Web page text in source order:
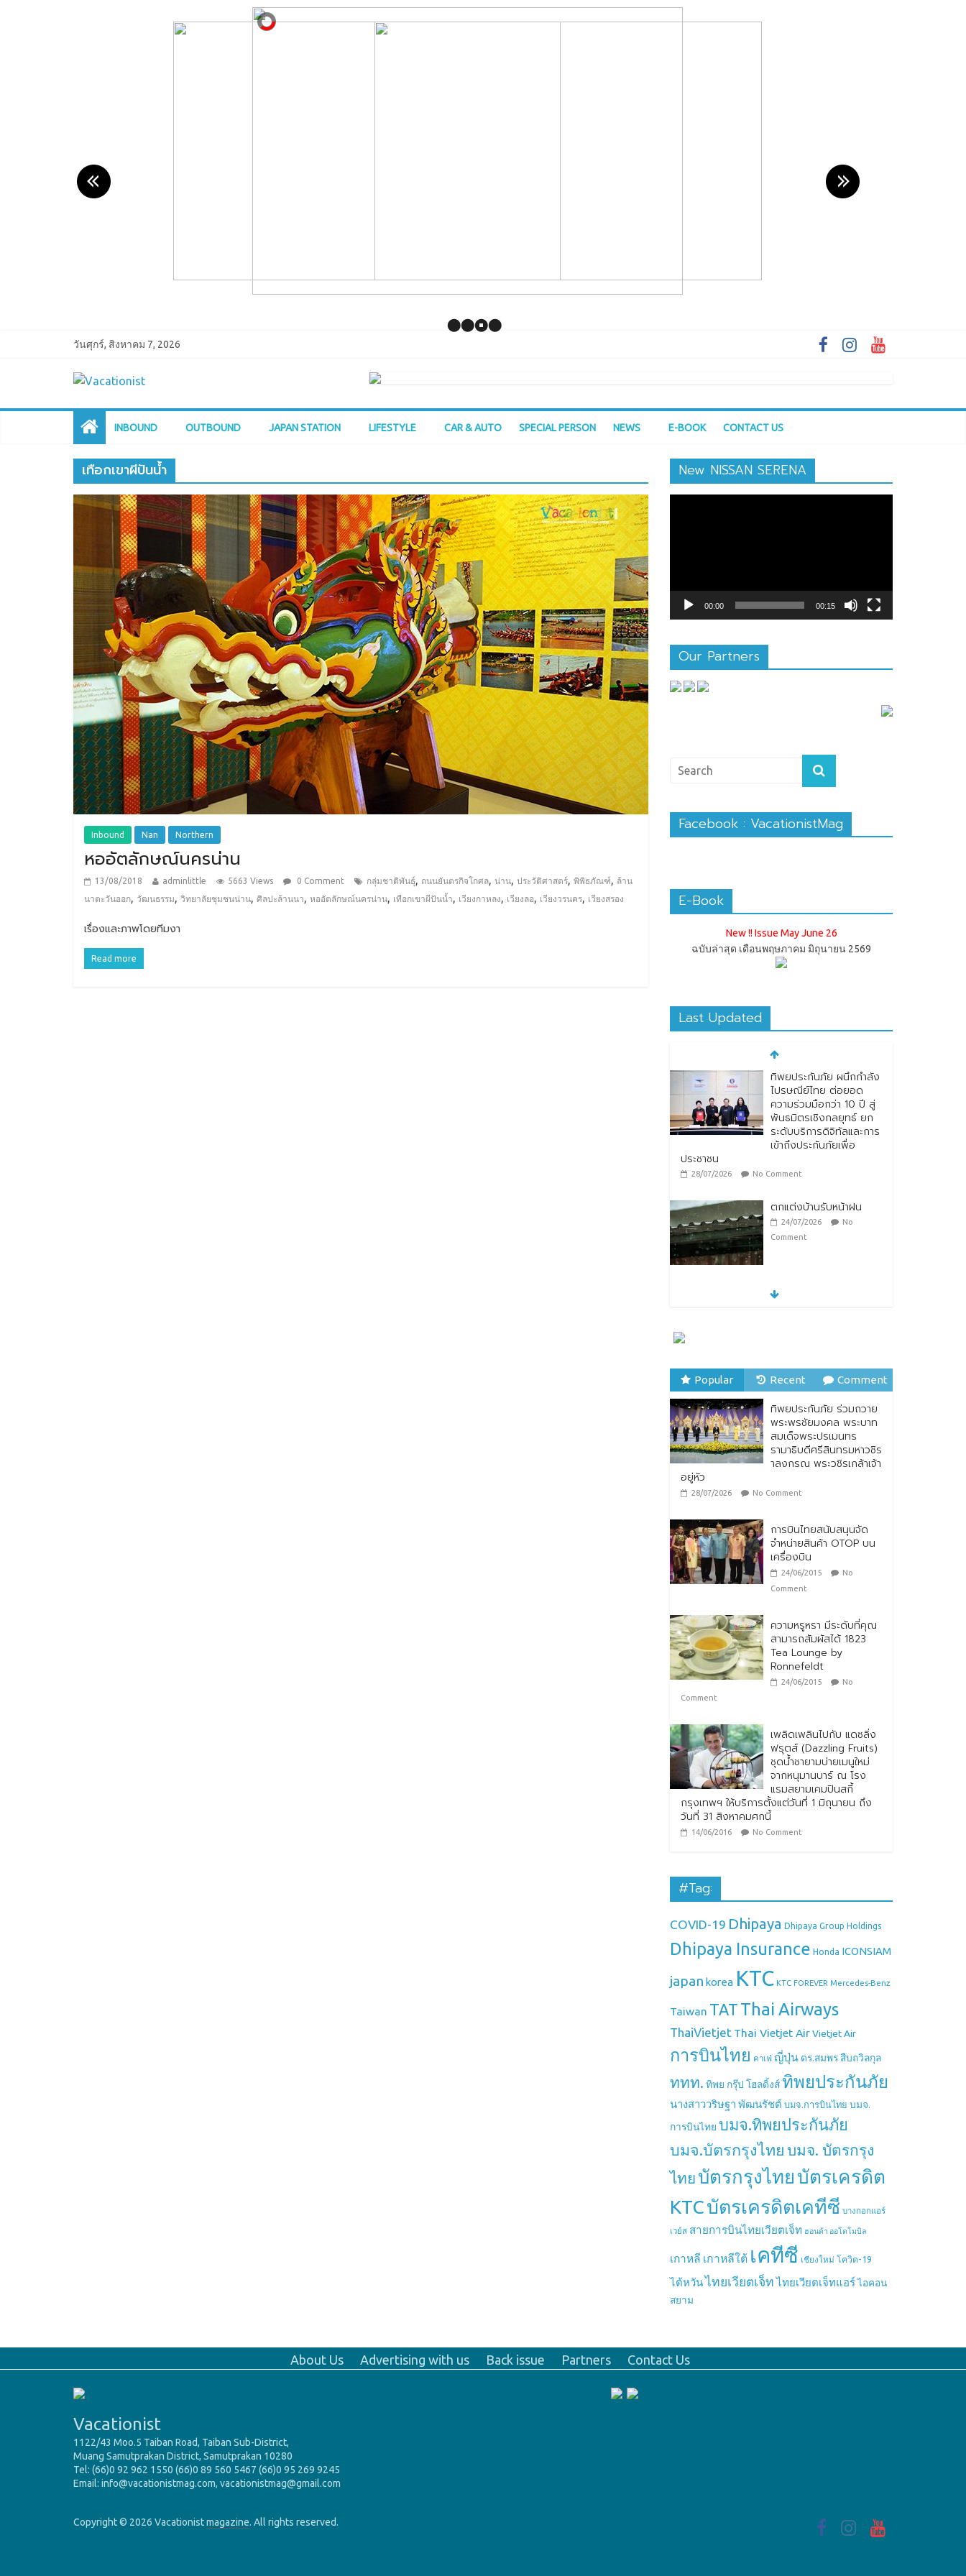
วันศุกร์, สิงหาคม 7, 2026
INBOUND OUTBOUND JAPAN STATION LIFESTYLE CAR & AUTO SPECIAL PERSON NEWS E-BOOK CONTACT US
เทือกเขาผีปันน้ำ
Inbound Nan Northern
หออัตลักษณ์นครน่าน
13/08/2018 adminlittle 5663 Views 0 Comment กลุ่มชาติพันธุ์, ถนนยันตรกิจโกศล, น่าน, ประวัติศาสตร์, พิพิธภัณฑ์, ล้าน
นาตะวันออก, วัฒนธรรม, วิทยาลัยชุมชนน่าน, ศิลปะล้านนา, หออัตลักษณ์นครน่าน, เทือกเขาผีปันน้ำ, เวียงกาหลง, เวียงลอ, เวียงวรนคร, เวียงสรอง
เรื่องและภาพโดยทีมงา
Read more
New NISSAN SERENA
00:00 00:15
Our Partners
Facebook : VacationistMag
E-Book
New !! Issue May June 26
ฉบับล่าสุด เดือนพฤษภาคม มิถุนายน 2569
Last Updated
ทิพยประกันภัย ผนึกกำลัง
ไปรษณีย์ไทย ต่อยอด
ความร่วมมือกว่า 10 ปี สู่
พันธมิตรเชิงกลยุทธ์ ยก
ระดับบริการดิจิทัลและการ
เข้าถึงประกันภัยเพื่อ
ประชาชน
28/07/2026 No Comment
ตกแต่งบ้านรับหน้าฝน
24/07/2026
No
Comment
“รมว.ซาบีดา” แถลงข่าว
สัญลักษณ์ “Thailand Best Local Food”
ทิพยประกันภัย ร่วมถวาย
พระพรชัยมงคล พระบาท
สมเด็จพระปรเมนทร
รามาธิบดีศรีสินทรมหาวชิร
อยู่หัว
Popular Recent Comment
ทิพยประกันภัย ร่วมถวาย
พระพรชัยมงคล พระบาท
สมเด็จพระปรเมนทร
รามาธิบดีศรีสินทรมหาวชิร
าลงกรณ พระวชิรเกล้าเจ้า
อยู่หัว
28/07/2026 No Comment
การบินไทยสนับสนุนจัด
จำหน่ายสินค้า OTOP บน
เครื่องบิน
24/06/2015
No
Comment
ความหรูหรา มีระดับที่คุณ
สามารถสัมผัสได้ 1823
Tea Lounge by
Ronnefeldt
24/06/2015
No
Comment
เพลิดเพลินไปกับ แดซลิ่ง
ฟรุตส์ (Dazzling Fruits)
ชุดน้ำชายามบ่ายเมนูใหม่
จากหนุมานบาร์ ณ โรง
แรมสยามเคมปินสกี้
กรุงเทพฯ ให้บริการตั้งแต่วันที่ 1 มิถุนายน ถึง
วันที่ 31 สิงหาคมศกนี้
14/06/2016 No Comment
#Tag:
COVID-19 Dhipaya Dhipaya Group Holdings
Dhipaya Insurance Honda ICONSIAM
japan korea KTC KTC FOREVER Mercedes-Benz
Taiwan TAT Thai Airways
ThaiVietjet Thai Vietjet AirVietjet Air
การบินไทย คาเฟ่ ญี่ปุ่น ดร.สมพร สืบถวิลกุล
ททท. ทิพย กรุ๊ป โฮลดิ้งส์ทิพยประกันภัย
นางสาววริษฐา พัฒนรัชต์ บมจ.การบินไทย บมจ.
การบินไทย บมจ.ทิพยประกันภัย
บมจ.บัตรกรุงไทย บมจ. บัตรกรุง
ไทย บัตรกรุงไทย บัตรเครดิต
KTCบัตรเครดิตเคทีซี บางกอกแอร์
เวย์ส สายการบินไทยเวียตเจ็ท ฮอนด้า ออโตโมบิล
เกาหลี เกาหลีใต้ เคทีซี เชียงใหม่ โควิด-19
ไต้หวันไทยเวียตเจ็ท ไทยเวียตเจ็ทแอร์ไอคอน
สยาม
About Us Advertising with us Back issue Partners Contact Us
Vacationist
1122/43 Moo.5 Taiban Road, Taiban Sub-District,
Muang Samutprakan District, Samutprakan 10280
Tel: (66)0 92 962 1550 (66)0 89 560 5467 (66)0 95 269 9245
Email: info@vacationistmag.com, vacationistmag@gmail.com
Copyright © 2026 Vacationistmagazine. All rights reserved.